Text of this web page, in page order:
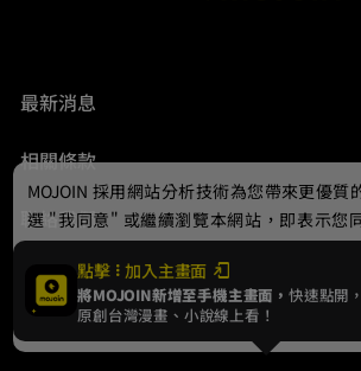
最新消息
相關條款
聯絡我們
© 2024 gamania Digital
點擊 加入主畫面
將MOJOIN新增至手機主畫面，快速點開
原創台灣漫畫、小說線上看！
MOJOIN 採用網站分析技術為您帶來更優質
選 "我同意" 或繼續瀏覽本網站，即表示您
Cookie，欲瞭解更多資訊請見隱私權政策。
我同意